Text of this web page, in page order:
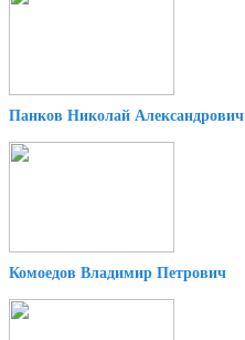
Панков Николай Александрович
Комоедов Владимир Петрович